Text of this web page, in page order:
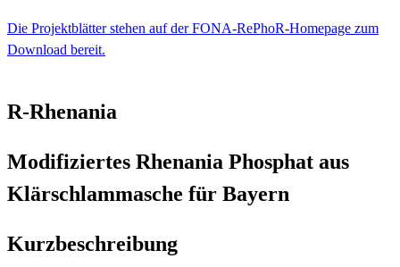
Die Projektblätter stehen auf der FONA-RePhoR-Homepage zum
Download bereit.
R-Rhenania
Modifiziertes Rhenania Phosphat aus
Klärschlammasche für Bayern
Kurzbeschreibung